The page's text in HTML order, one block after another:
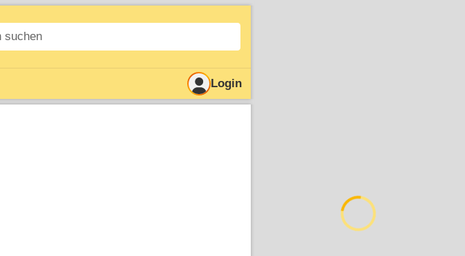
Login